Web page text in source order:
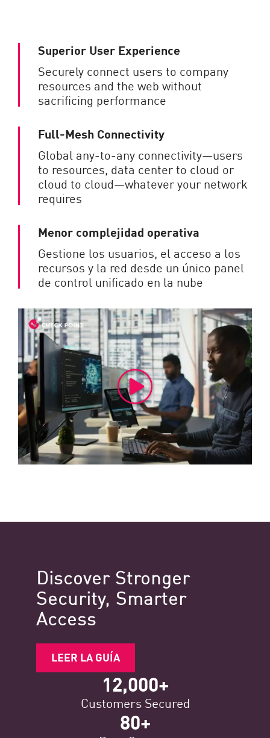
Superior User Experience
Securely connect users to company
resources and the web without
sacrificing performance
Full-Mesh Connectivity
Global any-to-any connectivity—users
to resources, data center to cloud or
cloud to cloud—whatever your network
requires
Menor complejidad operativa
Gestione los usuarios, el acceso a los
recursos y la red desde un único panel
de control unificado en la nube
Discover Stronger
Security,​ Smarter
Access
LEER LA GUÍA
12,000+
Customers Secured
80+